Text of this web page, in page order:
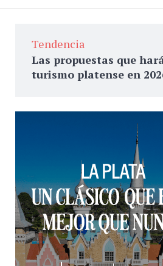
Tendencia
Las propuestas que
turismo platense en